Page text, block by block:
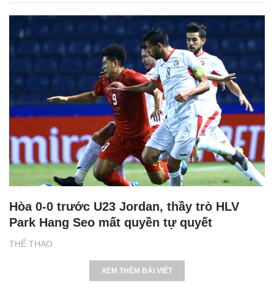
THỂ THAO
Hòa 0-0 trước U23 Jordan, thầy trò HLV
Park Hang Seo mất quyền tự quyết
XEM THÊM BÀI VIẾT